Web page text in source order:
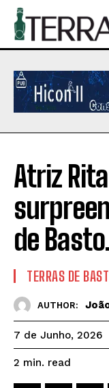
Atriz
de
TERRAS DE
AUTHOR:
7 de Junho, 2026
2 min. read